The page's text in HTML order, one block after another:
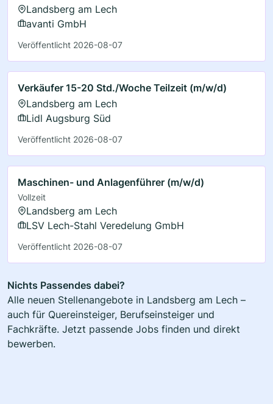
Landsberg am Lech
avanti GmbH
Veröffentlicht 2026-08-07
Verkäufer 15-20 Std./Woche Teilzeit (m/w/d)
Landsberg am Lech
Lidl Augsburg Süd
Veröffentlicht 2026-08-07
Maschinen- und Anlagenführer (m/w/d)
Vollzeit
Landsberg am Lech
LSV Lech-Stahl Veredelung GmbH
Veröffentlicht 2026-08-07
Nichts Passendes dabei?
Alle neuen Stellenangebote in Landsberg am Lech –
auch für Quereinsteiger, Berufseinsteiger und
Fachkräfte. Jetzt passende Jobs finden und direkt
bewerben.